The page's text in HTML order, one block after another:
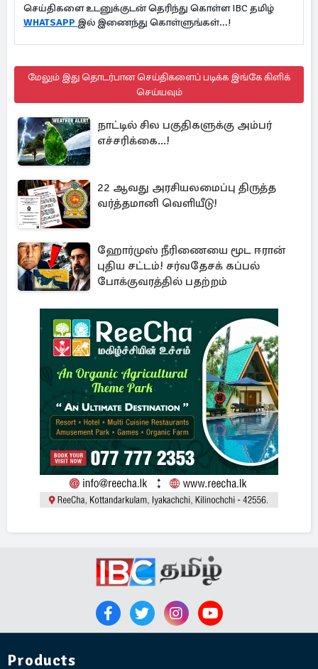
செய்திகளை உடனுக்குடன் தெரிந்து கொள்ள IBC தமிழ்
WHATSAPP இல் இணைந்து கொள்ளுங்கள்...!
மேலும் இது தொடர்பான செய்திகளைப் படிக்க இங்கே கிளிக்
செய்யவும்
நாட்டில் சில பகுதிகளுக்கு அம்பர்
எச்சரிக்கை...!
22 ஆவது அரசியலமைப்பு திருத்த
வர்த்தமானி வெளியீடு!
ஹோர்முஸ் நீரிணையை மூட ஈரான்
புதிய சட்டம்! சர்வதேசக் கப்பல்
போக்குவரத்தில் பதற்றம்
Products